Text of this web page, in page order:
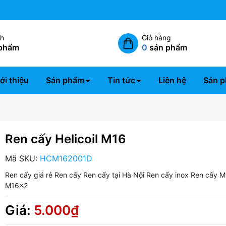
Giỏ hàng
0 sản phẩm
thiệu Sản phẩm Tin tức Liên hệ Sản
Ren cấy Helicoil M16
Mã SKU: HCM162001D
Ren cấy giá rẻ Ren cấy Ren cấy tại Hà Nội Ren cấy inox Ren cấy
M16x2
Giá: 5.000₫